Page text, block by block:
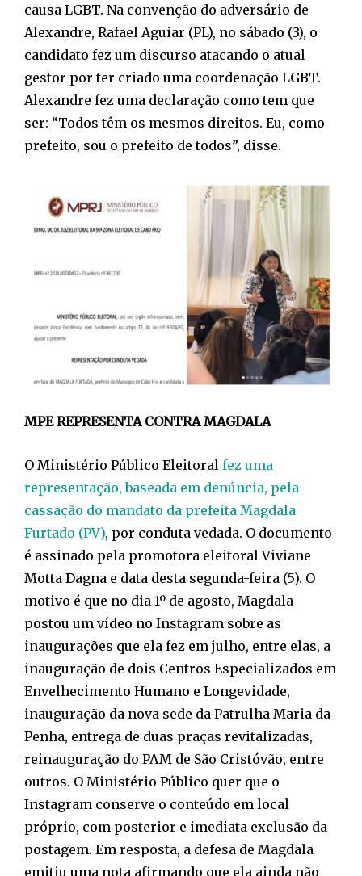
causa LGBT. Na convenção do adversário de
Alexandre, Rafael Aguiar (PL), no sábado (3), o
candidato fez um discurso atacando o atual
gestor por ter criado uma coordenação LGBT.
Alexandre fez uma declaração como tem que
ser: “Todos têm os mesmos direitos. Eu, como
prefeito, sou o prefeito de todos”, disse.
MPE REPRESENTA CONTRA MAGDALA
O Ministério Público Eleitoral fez uma
representação, baseada em denúncia, pela
cassação do mandato da prefeita Magdala
Furtado (PV), por conduta vedada. O documento
é assinado pela promotora eleitoral Viviane
Motta Dagna e data desta segunda-feira (5). O
motivo é que no dia 1º de agosto, Magdala
postou um vídeo no Instagram sobre as
inaugurações que ela fez em julho, entre elas, a
inauguração de dois Centros Especializados em
Envelhecimento Humano e Longevidade,
inauguração da nova sede da Patrulha Maria da
Penha, entrega de duas praças revitalizadas,
reinauguração do PAM de São Cristóvão, entre
outros. O Ministério Público quer que o
Instagram conserve o conteúdo em local
próprio, com posterior e imediata exclusão da
postagem. Em resposta, a defesa de Magdala
emitiu uma nota afirmando que ela ainda não